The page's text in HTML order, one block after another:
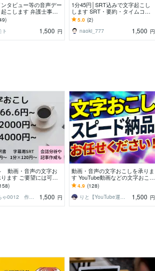
タビュー等の音声デー
こします 弁護士事務
き！裁判所提出用の通
字起こし！
ト
1,500 円
1分45円│SRT込みで文字起こし
します SRT・要約・タイムコー
ドも追加料金なし
5.0 (2)
naoki_777
1,500 円
動画・音声の文字お
ます ご要望には可能
いたします
むぎちゃ0012 作業代行・総合サポート
1,500 円
動画・音声の文字おこしを承りま
す YouTube動画などの文字おこし
を即日で丁寧に代行します！
4.9 (128)
りと【YouTube運用】
1,500 円